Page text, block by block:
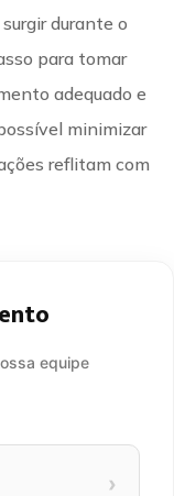
durante o
para tomar
adequado e
minimizar
reflitam com
equipe
›